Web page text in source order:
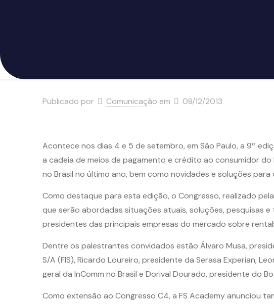
Publicado por Comunicação em 08/12/2013
Acontece nos dias 4 e 5 de setembro, em São Paulo, a 9ª
a cadeia de meios de pagamento e crédito ao consumidor
no Brasil no último ano, bem como novidades e soluções
Como destaque para esta edição, o Congresso, realizado
que serão abordadas situações atuais, soluções, pesquisas
presidentes das principais empresas do mercado sobre
Dentre os palestrantes convidados estão Álvaro Musa,
S/A (FIS), Ricardo Loureiro, presidente da Serasa Experian,
geral da InComm no Brasil e Dorival Dourado, presidente do
Como extensão ao Congresso C4, a FS Academy anunciou